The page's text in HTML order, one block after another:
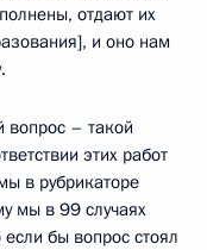
отдают их
и оно нам
вопрос – такой
этих работ
в рубрикаторе
мы в 99 случаях
бы вопрос стоял